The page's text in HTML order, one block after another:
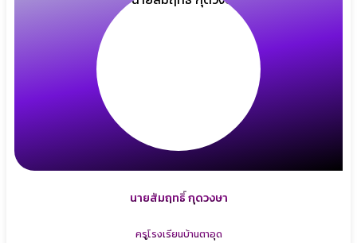
นายสัมฤทธิ์ กุดวงษา
ครูโรงเรียนบ้านตาอุด